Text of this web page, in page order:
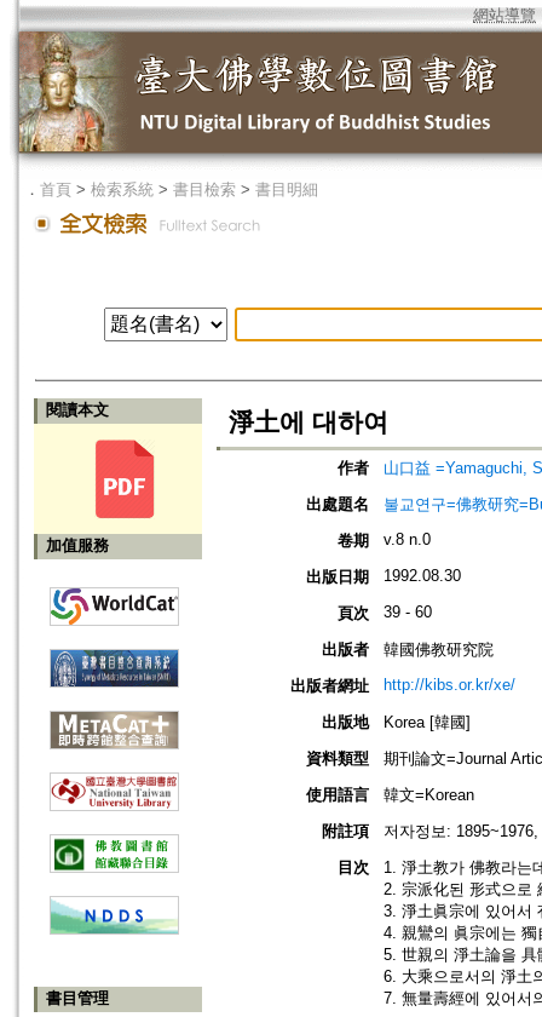
網站導覽
． 首頁 > 檢索系統 > 書目檢索 > 書目明細
閱讀本文
加值服務
書目管理
淨土에 대하여
作者
山口益 =Yamaguchi,
出處題名
불교연구=佛教研究
卷期
v.8 n.0
出版日期 1992.08.30
頁次 39 - 60
出版者
韓國佛教研究院
出版者網址
http://kibs.or.kr/xe/
出版地
Korea [韓國]
資料類型
期刊論文=Journal
使用語言
韓文=Korean
附註項
저자정보:
目次
1. 淨土教가 佛教라는
2. 宗派化된 形式으로
3. 淨土眞宗에 있어서
4. 親鸞의 眞宗에는
5. 世親의 淨土論을
6. 大乘으로서의 淨土
7. 無量壽經에 있어서